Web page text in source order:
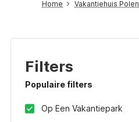
Home Vakantiehuis Polen
Filters
Populaire filters
Op Een Vakantiepark